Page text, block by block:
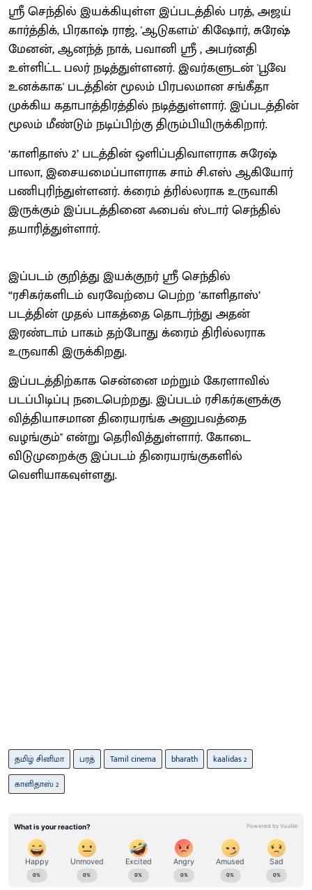
ஸ்ரீ செந்தில் இயக்கியுள்ள இப்படத்தில் பரத், அஜய்
கார்த்திக், பிரகாஷ் ராஜ், 'ஆடுகளம்' கிஷோர், சுரேஷ்
மேனன், ஆனந்த் நாக், பவானி ஸ்ரீ , அபர்னதி
உள்ளிட்ட பலர் நடித்துள்ளனர். இவர்களுடன் 'பூவே
உனக்காக' படத்தின் மூலம் பிரபலமான சங்கீதா
முக்கிய கதாபாத்திரத்தில் நடித்துள்ளார். இப்படத்தின்
மூலம் மீண்டும் நடிப்பிற்கு திரும்பியிருக்கிறார்.
‘காளிதாஸ் 2’ படத்தின் ஒளிப்பதிவாளராக சுரேஷ்
பாலா, இசையமைப்பாளராக சாம் சி.எஸ் ஆகியோர்
பணிபுரிந்துள்ளனர். க்ரைம் த்ரில்லராக உருவாகி
இருக்கும் இப்படத்தினை ஃபைவ் ஸ்டார் செந்தில்
தயாரித்துள்ளார்.
இப்படம் குறித்து இயக்குநர் ஸ்ரீ செந்தில்
“ரசிகர்களிடம் வரவேற்பை பெற்ற ’காளிதாஸ்’
படத்தின் முதல் பாகத்தை தொடர்ந்து அதன்
இரண்டாம் பாகம் தற்போது க்ரைம் திரில்லராக
உருவாகி இருக்கிறது.
இப்படத்திற்காக சென்னை மற்றும் கேரளாவில்
படப்பிடிப்பு நடைபெற்றது. இப்படம் ரசிகர்களுக்கு
வித்தியாசமான திரையரங்க அனுபவத்தை
வழங்கும்'' என்று தெரிவித்துள்ளார். கோடை
விடுமுறைக்கு இப்படம் திரையரங்குகளில்
வெளியாகவுள்ளது.
தமிழ் சினிமா பரத் Tamil cinema bharath
kaalidas 2
காளிதாஸ் 2